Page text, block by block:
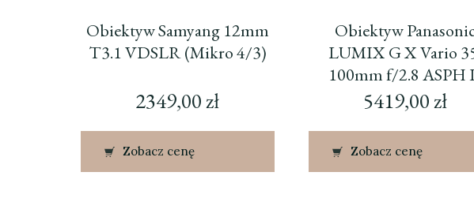
Obiektyw Samyang 12mm
T3.1 VDSLR (Mikro 4/3)
2349,00zł
Zobacz cenę
Obiektyw
LUMIX G X Vario
100mm f/2.8 ASPH
POWER O.I.S. (H-
HSA35100)
5419,00zł
Zobacz cenę